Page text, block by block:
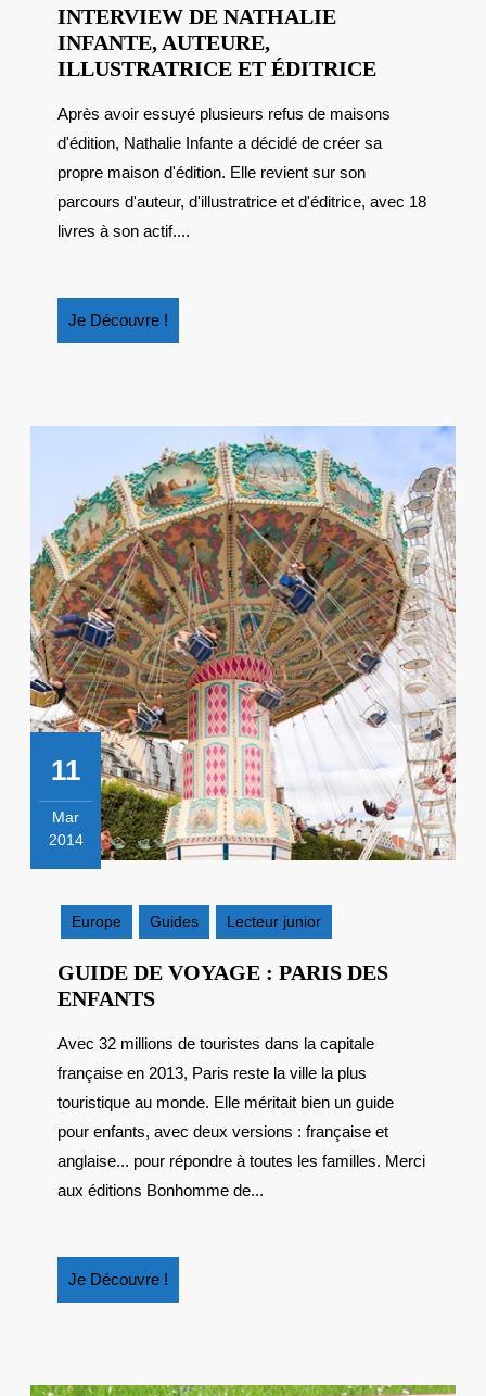
INTERVIEW DE NATHALIE
INFANTE, AUTEURE,
ILLUSTRATRICE ET ÉDITRICE
INFANTE,
Après avoir essuyé plusieurs refus de maisons
d'édition, Nathalie Infante a décidé de créer sa
propre maison d'édition. Elle revient sur son
parcours d'auteur, d'illustratrice et d'éditrice, avec 18
livres à son actif....
Je Découvre !
Découvre
11
Mar
2014
2014
Europe
Guides Lecteur junior
GUIDE DE VOYAGE : PARIS DES
ENFANTSGUIDE
VOYAGE
:
PARIS
DES
ENFANTS
Avec 32 millions de touristes dans la capitale
française en 2013, Paris reste la ville la plus
touristique au monde. Elle méritait bien un guide
pour enfants, avec deux versions : française et
anglaise... pour répondre à toutes les familles. Merci
aux éditions Bonhomme de...
Je Découvre !
Découvre